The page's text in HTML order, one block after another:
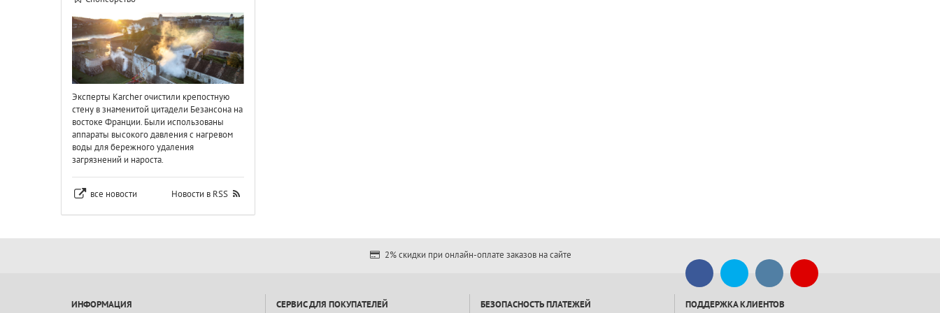
Эксперты Karcher очистили крепостную
стену в знаменитой цитадели Безансона на
востоке Франции. Были использованы
аппараты высокого давления с нагревом
воды для бережного удаления
загрязнений и нароста.
все новости Новости в RSS
2% скидки при онлайн-оплате заказов на сайте
ИНФОРМАЦИЯ СЕРВИС ДЛЯ ПОКУПАТЕЛЕЙ БЕЗОПАСНОСТЬ ПЛАТЕЖЕЙ ПОДДЕРЖКА КЛИЕНТОВ